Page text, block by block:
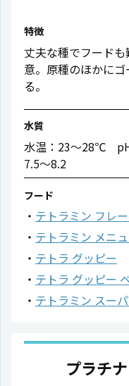
特徴
丈夫な種でフード
意。原種のほかに
る。
水質
水温：23〜28℃
7.5〜8.2
フード
テトラミン フレ
テトラミン メニ
テトラ グッピー
テトラ グッピー
テトラミン スー
プラチ